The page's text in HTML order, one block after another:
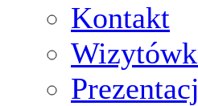
Kontakt